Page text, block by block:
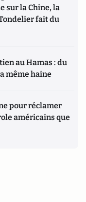
sur la Chine, la
fait du
au Hamas : du
même haine
pour réclamer
américains que